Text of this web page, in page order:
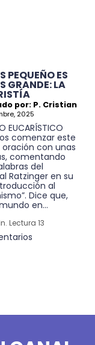
PEQUEÑO ES
GRANDE: LA
por: P. Cristian
2025
EUCARÍSTICO
comenzar este
con unas
comentando
del
Ratzinger en su
al
Dice que,
en...
Lectura 13